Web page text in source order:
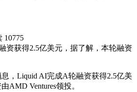
10775
资获得2.5亿美元，据了解，本轮融资
Liquid AI完成A轮融资获得2.5亿美
AMD Ventures领投。